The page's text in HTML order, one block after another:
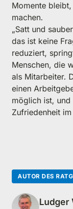
Momente
machen.
„Satt und
das ist keine
reduziert,
Menschen, die
als Mitarbeiter.
einen
möglich ist,
Zufriedenheit
AUTOR DES
Ludger